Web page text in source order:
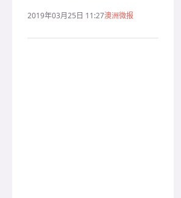
2019年03月25日 11:27澳洲微报